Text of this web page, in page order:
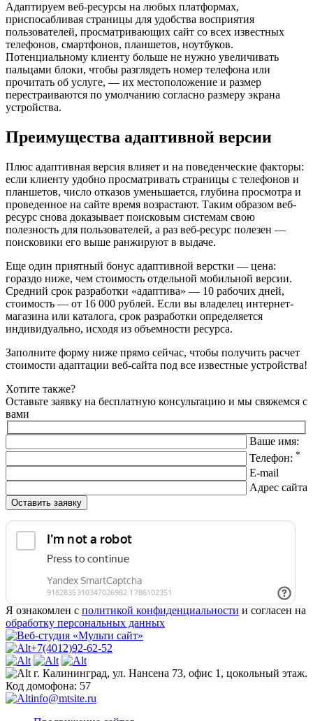
Адаптируем веб-ресурсы на любых платформах,
приспосабливая страницы для удобства восприятия
пользователей, просматривающих сайт со всех известных
телефонов, смартфонов, планшетов, ноутбуков.
Потенциальному клиенту больше не нужно увеличивать
пальцами блоки, чтобы разглядеть номер телефона или
прочитать об услуге, — их местоположение и размер
перестраиваются по умолчанию согласно размеру экрана
устройства.
Преимущества адаптивной версии
Плюс адаптивная версия влияет и на поведенческие факторы:
если клиенту удобно просматривать страницы с телефонов и
планшетов, число отказов уменьшается, глубина просмотра и
проведенное на сайте время возрастают. Таким образом веб-
ресурс снова доказывает поисковым системам свою
полезность для пользователей, а раз веб-ресурс полезен —
поисковики его выше ранжируют в выдаче.
Еще один приятный бонус адаптивной верстки — цена:
гораздо ниже, чем стоимость отдельной мобильной версии.
Средний срок разработки «адаптива» — 10 рабочих дней,
стоимость — от 16 000 рублей. Если вы владелец интернет-
магазина или каталога, срок разработки определяется
индивидуально, исходя из объемности ресурса.
Заполните форму ниже прямо сейчас, чтобы получить расчет
стоимости адаптации веб-сайта под все известные устройства!
Хотите также?
Оставьте заявку на бесплатную консультацию и мы свяжемся с
вами
Ваше имя:
Телефон: *
E-mail
Адрес сайта
Я ознакомлен с политикой конфиденциальности и согласен на
обработку персональных данных
+7(4012)92-62-52
г. Калининград, ул. Нансена 73, офис 1, цокольный этаж.
Код домофона: 57
info@mtsite.ru